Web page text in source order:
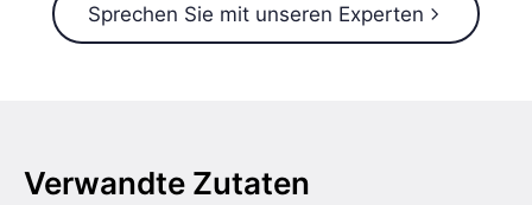
Sprechen Sie mit unseren Experten
Verwandte Zutaten